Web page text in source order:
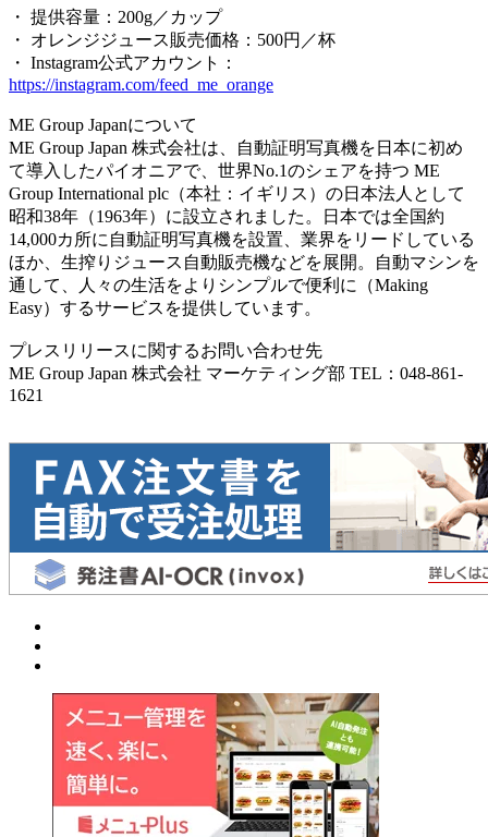
・ 提供容量：200g／カップ
・ オレンジジュース販売価格：500円／杯
・ Instagram公式アカウント：
https://instagram.com/feed_me_orange
ME Group Japanについて
ME Group Japan 株式会社は、自動証明写真機を日本に初め
て導入したパイオニアで、世界No.1のシェアを持つ ME
Group International plc（本社：イギリス）の日本法人として
昭和38年（1963年）に設立されました。日本では全国約
14,000カ所に自動証明写真機を設置、業界をリードしている
ほか、生搾りジュース自動販売機などを展開。自動マシンを
通して、人々の生活をよりシンプルで便利に（Making
Easy）するサービスを提供しています。
プレスリリースに関するお問い合わせ先
ME Group Japan 株式会社 マーケティング部 TEL：048-861-
1621